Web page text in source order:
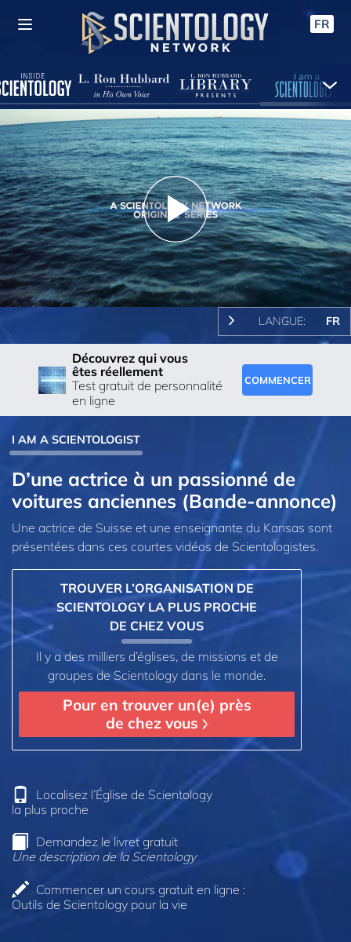
FR
Play
Video
LANGUE: FR
Découvrez qui vous
êtes réellement
Test gratuit de personnalité
en ligne
COMMENCER
I AM A SCIENTOLOGIST
D’une actrice à un passionné de
voitures anciennes (Bande-annonce)
Une actrice de Suisse et une enseignante du Kansas sont
présentées dans ces courtes vidéos de Scientologistes.
TROUVER L’ORGANISATION DE
SCIENTOLOGY LA PLUS PROCHE
DE CHEZ VOUS
Il y a des milliers d’églises, de missions et de
groupes de Scientology dans le monde.
Pour en trouver un(e) près
de chez vous
Localisez l’Église de Scientology
la plus proche
Demandez le livret gratuit
Une description de la Scientology
Commencer un cours gratuit en ligne :
Outils de Scientology pour la vie